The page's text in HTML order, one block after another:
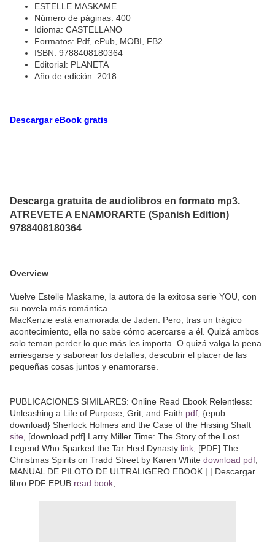
ESTELLE MASKAME
Número de páginas: 400
Idioma: CASTELLANO
Formatos: Pdf, ePub, MOBI, FB2
ISBN: 9788408180364
Editorial: PLANETA
Año de edición: 2018
Descargar eBook gratis
Descarga gratuita de audiolibros en formato mp3.
ATREVETE A ENAMORARTE (Spanish Edition)
9788408180364
Overview
Vuelve Estelle Maskame, la autora de la exitosa serie YOU, con
su novela más romántica.
MacKenzie está enamorada de Jaden. Pero, tras un trágico
acontecimiento, ella no sabe cómo acercarse a él. Quizá ambos
solo teman perder lo que más les importa. O quizá valga la pena
arriesgarse y saborear los detalles, descubrir el placer de las
pequeñas cosas juntos y enamorarse.
PUBLICACIONES SIMILARES: Online Read Ebook Relentless:
Unleashing a Life of Purpose, Grit, and Faith pdf , {epub
download} Sherlock Holmes and the Case of the Hissing Shaft
site , [download pdf] Larry Miller Time: The Story of the Lost
Legend Who Sparked the Tar Heel Dynasty link , [PDF] The
Christmas Spirits on Tradd Street by Karen White download pdf
MANUAL DE PILOTO DE ULTRALIGERO EBOOK | | Descargar
libro PDF EPUB read book